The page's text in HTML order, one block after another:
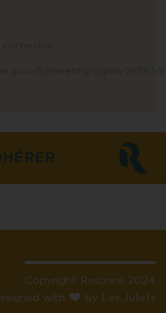
:
meeting/signin/
Copyright Resonne 2024
with
by Les Juliets